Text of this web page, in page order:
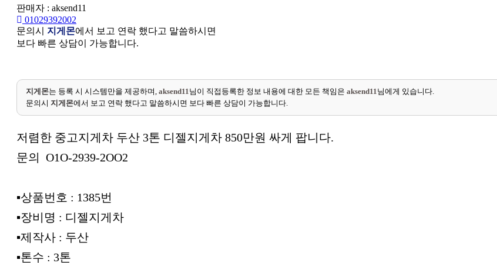
판매자 : aksend11
01029392002
문의시 지게몬에서 보고 연락 했다고 말씀하시면
보다 빠른 상담이 가능합니다.
지게몬는 등록 시 시스템만을 제공하며, aksend11 님이 직접등록한 정보 내용에 대한 모든 책임은 aksend11 님에게 있습니다.
문의시 지게몬에서 보고 연락 했다고 말씀하시면 보다 빠른 상담이 가능합니다.
저렴한 중고지게차 두산 3톤 디젤지게차 850만원 싸게 팝니다.
문의 O1O-2939-2OO2
▪︎상품번호 : 1385번
▪︎장비명 : 디젤지게차
▪︎제작사 : 두산
▪︎톤수 : 3톤